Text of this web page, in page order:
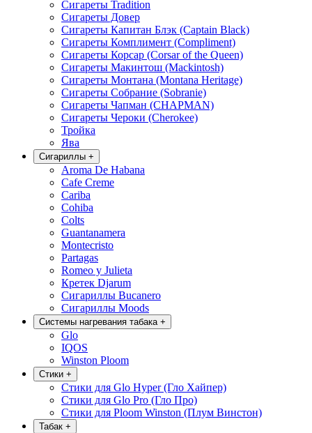
Сигареты Tradition
Сигареты Довер
Сигареты Капитан Блэк (Captain Black)
Сигареты Комплимент (Compliment)
Сигареты Корсар (Corsar of the Queen)
Сигареты Макинтош (Mackintosh)
Сигареты Монтана (Montana Heritage)
Сигареты Собрание (Sobranie)
Сигареты Чапман (CHAPMAN)
Сигареты Чероки (Cherokee)
Тройка
Ява
Сигариллы +
Aroma De Habana
Cafe Creme
Cariba
Cohiba
Colts
Guantanamera
Montecristo
Partagas
Romeo y Julieta
Кретек Djarum
Сигариллы Bucanero
Сигариллы Moods
Системы нагревания табака +
Glo
IQOS
Winston Ploom
Стики +
Стики для Glo Hyper (Гло Хайпер)
Стики для Glo Pro (Гло Про)
Стики для Ploom Winston (Плум Винстон)
Табак +